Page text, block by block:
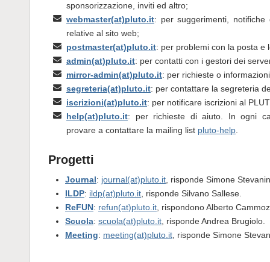
sponsorizzazione, inviti ed altro;
webmaster(at)pluto.it: per suggerimenti,
relative al sito web;
postmaster(at)pluto.it: per problemi con la posta e
admin(at)pluto.it: per contatti con i gestori dei
mirror-admin(at)pluto.it: per richieste o
segreteria(at)pluto.it: per contattare la segreteria
iscrizioni(at)pluto.it: per notificare iscrizioni al
help(at)pluto.it: per richieste di aiuto. In ogni
provare a contattare la mailing list pluto-help
Progetti
Journal: journal(at)pluto.it , risponde Simone
ILDP: ildp(at)pluto.it , risponde Silvano Sallese.
ReFUN: refun(at)pluto.it , rispondono Alberto
Scuola: scuola(at)pluto.it , risponde Andrea Brugiolo.
Meeting: meeting(at)pluto.it , risponde Simone